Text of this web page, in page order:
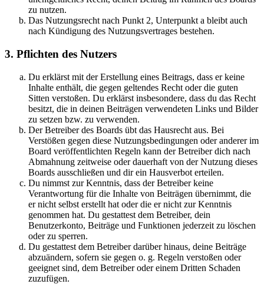
zu nutzen.
Das Nutzungsrecht nach Punkt 2, Unterpunkt a bleibt auch
nach Kündigung des Nutzungsvertrages bestehen.
3. Pflichten des Nutzers
Du erklärst mit der Erstellung eines Beitrags, dass er keine
Inhalte enthält, die gegen geltendes Recht oder die guten
Sitten verstoßen. Du erklärst insbesondere, dass du das Recht
besitzt, die in deinen Beiträgen verwendeten Links und Bilder
zu setzen bzw. zu verwenden.
Der Betreiber des Boards übt das Hausrecht aus. Bei
Verstößen gegen diese Nutzungsbedingungen oder anderer im
Board veröffentlichten Regeln kann der Betreiber dich nach
Abmahnung zeitweise oder dauerhaft von der Nutzung dieses
Boards ausschließen und dir ein Hausverbot erteilen.
Du nimmst zur Kenntnis, dass der Betreiber keine
Verantwortung für die Inhalte von Beiträgen übernimmt, die
er nicht selbst erstellt hat oder die er nicht zur Kenntnis
genommen hat. Du gestattest dem Betreiber, dein
Benutzerkonto, Beiträge und Funktionen jederzeit zu löschen
oder zu sperren.
Du gestattest dem Betreiber darüber hinaus, deine Beiträge
abzuändern, sofern sie gegen o. g. Regeln verstoßen oder
geeignet sind, dem Betreiber oder einem Dritten Schaden
zuzufügen.